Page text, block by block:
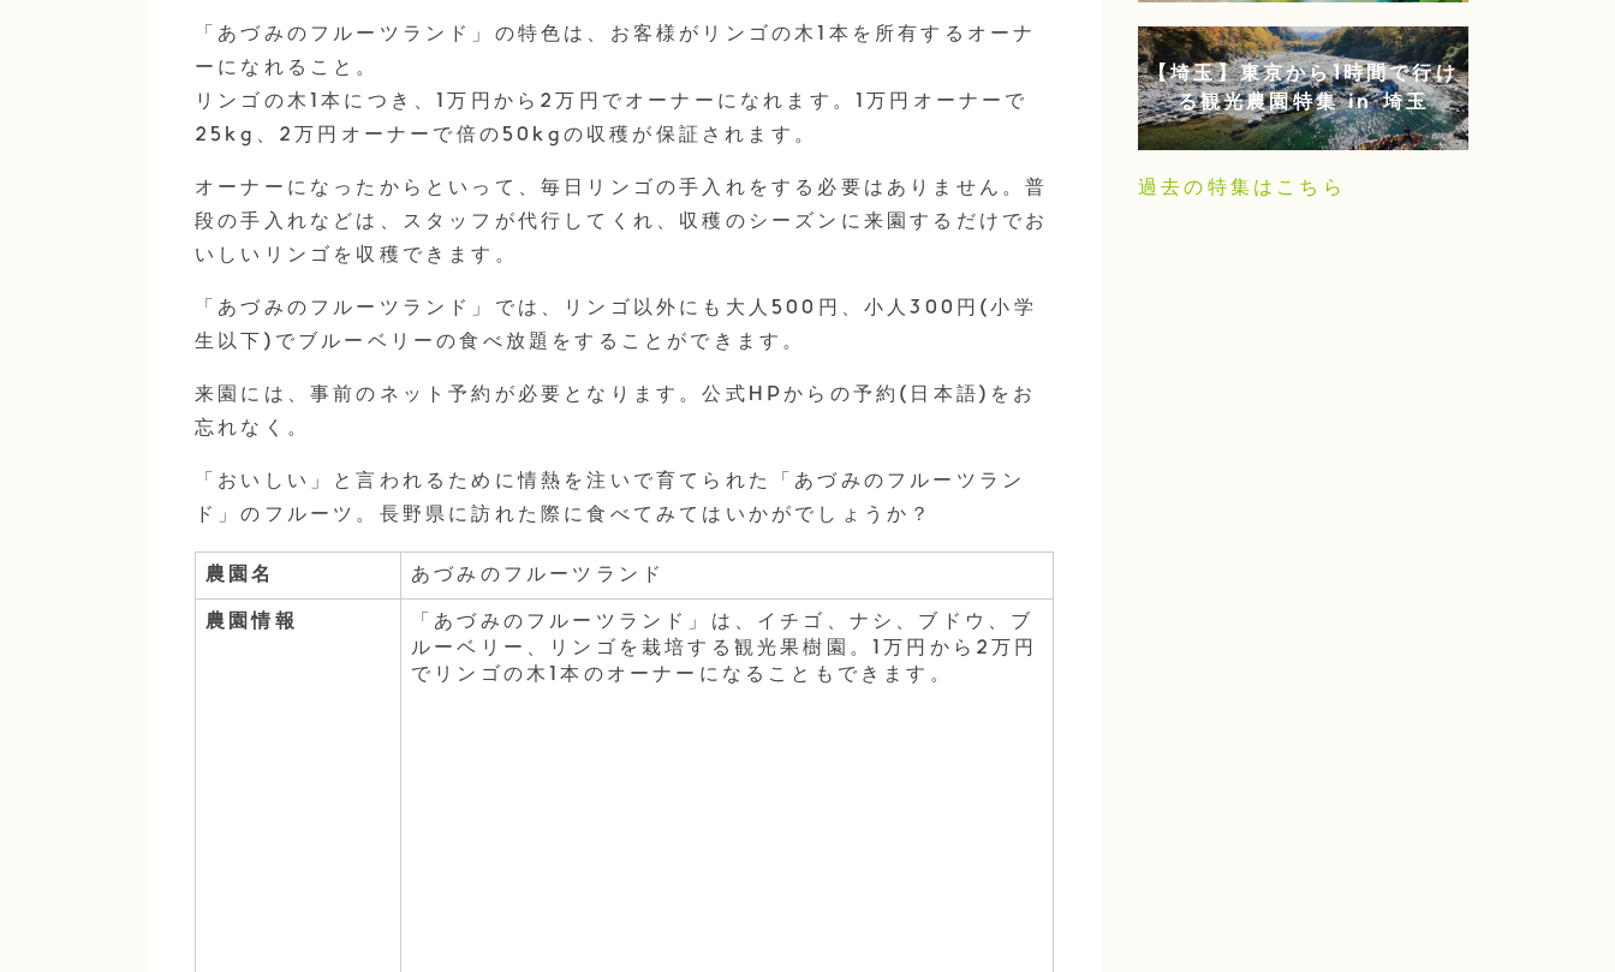
「あづみのフルーツランド」の特色は、お客様がリンゴの木1本を所有するオーナ
ーになれること。
リンゴの木1本につき、1万円から2万円でオーナーになれます。1万円オーナーで
25kg、2万円オーナーで倍の50kgの収穫が保証されます。
オーナーになったからといって、毎日リンゴの手入れをする必要はありません。普
段の手入れなどは、スタッフが代行してくれ、収穫のシーズンに来園するだけでお
いしいリンゴを収穫できます。
「あづみのフルーツランド」では、リンゴ以外にも大人500円、小人300円(小学
生以下)でブルーベリーの食べ放題をすることができます。
来園には、事前のネット予約が必要となります。公式HPからの予約(日本語)をお
忘れなく。
「おいしい」と言われるために情熱を注いで育てられた「あづみのフルーツラン
ド」のフルーツ。長野県に訪れた際に食べてみてはいかがでしょうか？
農園名 あづみのフルーツランド
農園情報
「あづみのフルーツランド」は、イチゴ、ナシ、ブドウ、ブ
ルーベリー、リンゴを栽培する観光果樹園。1万円から2万円
でリンゴの木1本のオーナーになることもできます。
【埼玉】東京から1時間で行け
る観光農園特集 in 埼玉
過去の特集はこちら